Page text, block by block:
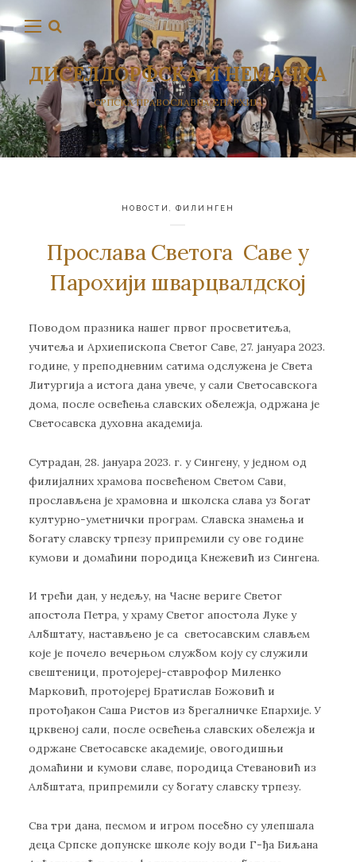
ДИСЕЛДОРФСКА И НЕМАЧКА
СРПСКА ПРАВОСЛАВНА ЕПАРХИЈА
НОВОСТИ ,ФИЛИНГЕН
Прослава Светога Саве у
Парохији шварцвалдској
Поводом празника нашег првог просветитеља,
учитеља и Архиепископа Светог Саве, 27. јануара 2023.
године, у преподневним сатима одслужена је Света
Литургија а истога дана увече, у сали Светосавскога
дома, после освећења славских обележја, одржана је
Светосавска духовна академија.
Сутрадан, 28. јануара 2023. г. у Сингену, у једном од
филијалних храмова посвећеном Светом Сави,
прослављена је храмовна и школска слава уз богат
културно-уметнички програм. Славска знамења и
богату славску трпезу припремили су ове године
кумови и домаћини породица Кнежевић из Сингена.
И трећи дан, у недељу, на Часне вериге Светог
апостола Петра, у храму Светог апостола Луке у
Албштату, настављено је са светосавским слављем
које је почело вечерњом службом коју су служили
свештеници, протојереј-ставрофор Миленко
Марковић, протојереј Братислав Божовић и
протођакон Саша Ристов из брегалничке Епархије. У
црквеној сали, после освећења славских обележја и
одржане Светосавске академије, овогодишњи
домаћини и кумови славе, породица Стевановић из
Албштата, припремили су богату славску трпезу.
Сва три дана, песмом и игром посебно су улепшала
деца Српске допунске школе коју води Г-ђа Биљана